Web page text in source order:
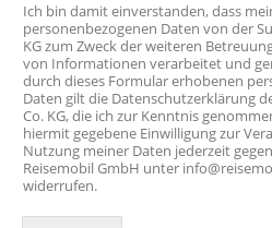
Ich bin damit einverstanden, dass
personenbezogenen Daten von der
KG zum Zweck der weiteren
von Informationen verarbeitet und
durch dieses Formular erhobenen
Daten gilt die Datenschutzerklärung
Co. KG, die ich zur Kenntnis
hiermit gegebene Einwilligung zur
Nutzung meiner Daten jederzeit
Reisemobil GmbH unter
widerrufen.